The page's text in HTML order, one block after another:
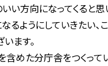
い方向になってくると
ようにしていきたい、
ます。
めた分庁舎をつくって